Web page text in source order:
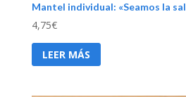
Mantel individual: «Seamos la sal
4,75€
LEER MÁS